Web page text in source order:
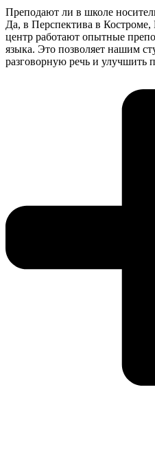
Преподают ли в школе
Да, в Перспектива в Костроме,
центр работают опытные
языка. Это позволяет нашим
разговорную речь и улучшить